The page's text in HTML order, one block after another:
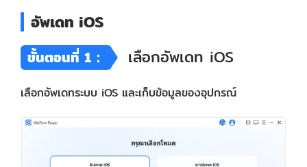
อัพเดท iOS
ขั้นตอนที่ 1： เลือกอัพเดท iOS
เลือกอัพเดทระบบ iOS และเก็บข้อมูลของอุปกรณ์